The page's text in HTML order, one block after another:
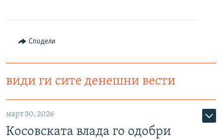
Сподели
види ги сите денешни вести
март 30, 2026
Косовската влада го одобри